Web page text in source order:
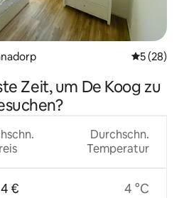
5 (28)
Zeit, um De Koog zu
€
Durchschn.
Temperatur
4 °C